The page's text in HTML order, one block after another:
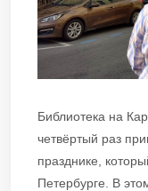
Библиотека на
четвёртый раз
празднике,
Петербурге. В